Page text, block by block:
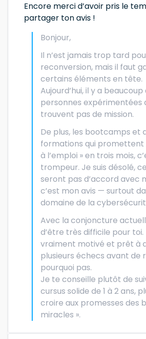
Encore merci d’avoir pris le
partager ton avis !
Bonjour,
Il n’est jamais trop tard
reconversion, mais il faut
certains éléments en tête.
Aujourd’hui, il y a beaucoup
personnes expérimentées
trouvent pas de mission.
De plus, les bootcamps et
formations qui promettent
à l’emploi » en trois mois,
trompeur. Je suis désolé,
seront pas d’accord avec
c’est mon avis — surtout
domaine de la
Avec la conjoncture
d’être très difficile pour toi.
vraiment motivé et prêt à
plusieurs échecs avant de
pourquoi pas.
Je te conseille plutôt de
cursus solide de 1 à 2 ans,
croire aux promesses des
miracles ».